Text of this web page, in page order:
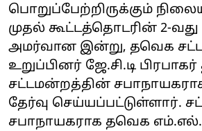
பொறுப்பேற்றிருக்கும்
முதல் கூட்டத்தொடரின் 2-
அமர்வான இன்று, தவெக
உறுப்பினர் ஜே.சி.டி பிரபாகர்
சட்டமன்றத்தின்
தேர்வு செய்யப்பட்டுள்ளார்.
சபாநாயகராக தவெக